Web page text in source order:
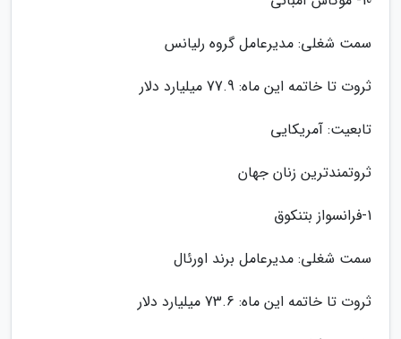
سمت شغلی: مدیرعامل گروه رلیانس
ثروت تا خاتمه این ماه: 77.9 میلیارد دلار
تابعیت: آمریکایی
ثروتمندترین زنان جهان
1-فرانسواز بتنکوق
سمت شغلی: مدیرعامل برند اورئال
ثروت تا خاتمه این ماه: 73.6 میلیارد دلار